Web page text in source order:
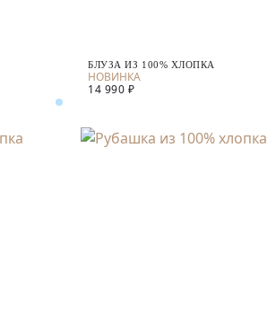
БЛУЗА ИЗ 100% ХЛОПКА
14 990 ₽